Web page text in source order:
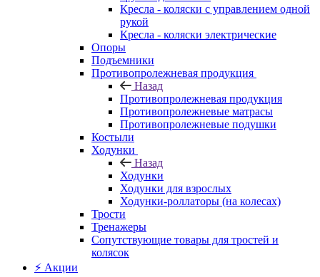
Кресла - коляски с управлением одной
рукой
Кресла - коляски электрические
Опоры
Подъемники
Противопролежневая продукция
Назад
Противопролежневая продукция
Противопролежневые матрасы
Противопролежневые подушки
Костыли
Ходунки
Назад
Ходунки
Ходунки для взрослых
Ходунки-роллаторы (на колесах)
Трости
Тренажеры
Сопутствующие товары для тростей и
колясок
⚡ Акции